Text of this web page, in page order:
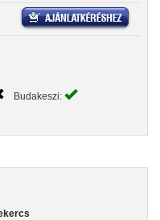
Budakeszi: